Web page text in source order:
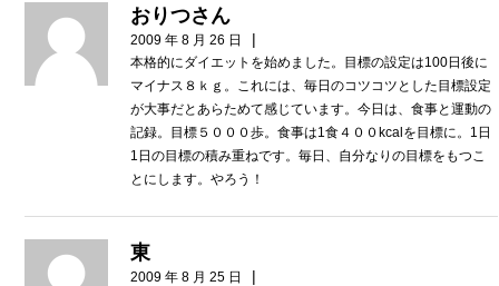
おりつさん
2009 年 8 月 26 日 |
本格的にダイエットを始めました。目標の設定は100日後に
マイナス８ｋｇ。これには、毎日のコツコツとした目標設定
が大事だとあらためて感じています。今日は、食事と運動の
記録。目標５０００歩。食事は1食４００kcalを目標に。1日
1日の目標の積み重ねです。毎日、自分なりの目標をもつこ
とにします。やろう！
東
2009 年 8 月 25 日 |